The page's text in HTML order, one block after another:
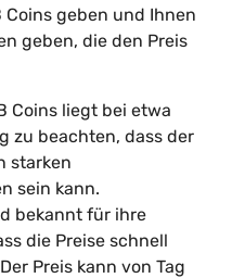
Coins geben und Ihnen
geben, die den Preis
Coins liegt bei etwa
zu beachten, dass der
starken
sein kann.
bekannt für ihre
die Preise schnell
Preis kann von Tag